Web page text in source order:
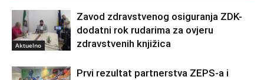
Aktuelno
Zavod zdravstvenog osiguranja ZDK-
dodatni rok rudarima za ovjeru
zdravstvenih knjižica
Prvi rezultat partnerstva ZEPS-a i